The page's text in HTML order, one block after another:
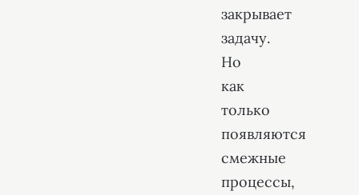
закрывает
задачу.
Но
как
только
появляются
смежные
процессы,